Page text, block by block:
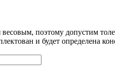
весовым, поэтому допустим
и будет определена